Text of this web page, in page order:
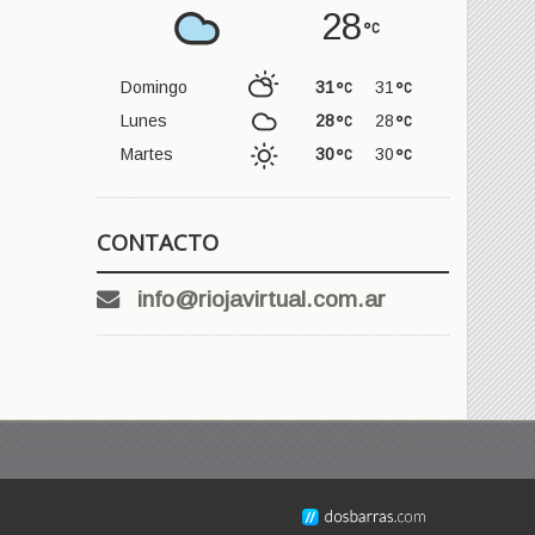
28
Domingo 31
31
Lunes
28
28
Martes
30
30
CONTACTO
info@riojavirtual.com.ar